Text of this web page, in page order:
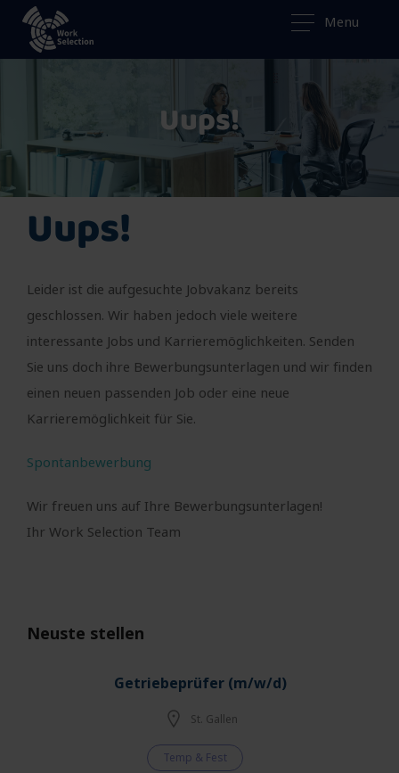
Menu
Uups!
Uups!
Leider ist die aufgesuchte Jobvakanz bereits
geschlossen. Wir haben jedoch viele weitere
interessante Jobs und Karrieremöglichkeiten. Senden
Sie uns doch ihre Bewerbungsunterlagen und wir finden
einen neuen passenden Job oder eine neue
Karrieremöglichkeit für Sie.
Spontanbewerbung
Wir freuen uns auf Ihre Bewerbungsunterlagen!
Ihr Work Selection Team
Neuste stellen
Getriebeprüfer (m/w/d)
St. Gallen
Temp & Fest